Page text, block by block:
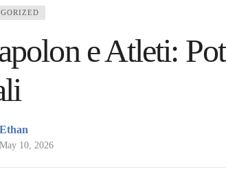
e Atleti:
Ethan
May 10, 2026